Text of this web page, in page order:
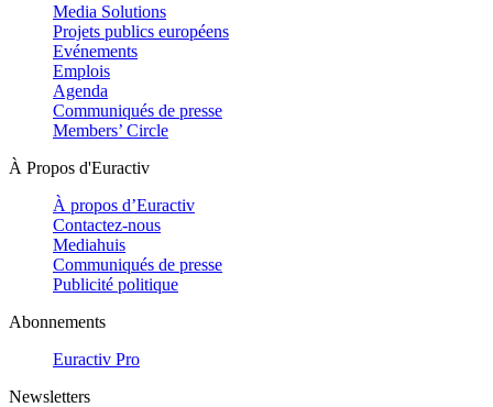
Media Solutions
Projets publics européens
Evénements
Emplois
Agenda
Communiqués de presse
Members’ Circle
À Propos d'Euractiv
À propos d’Euractiv
Contactez-nous
Mediahuis
Communiqués de presse
Publicité politique
Abonnements
Euractiv Pro
Newsletters